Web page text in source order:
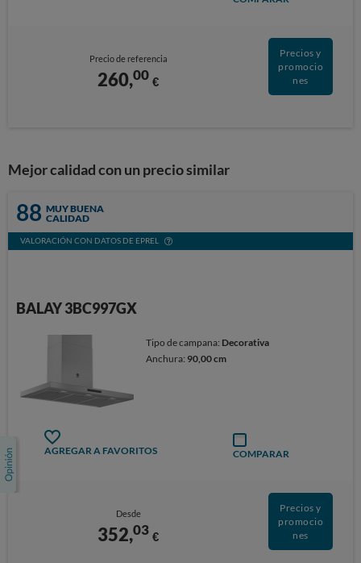
Precio de referencia
260,00 €
Precios y
promocio
nes
Mejor calidad con un precio similar
88 MUY BUENA
CALIDAD
VALORACIÓN CON DATOS DE EPREL
BALAY 3BC997GX
Tipo de campana: Decorativa
Anchura: 90,00 cm
AGREGAR A FAVORITOS COMPARAR
Desde
352,03 €
Precios y
promocio
nes